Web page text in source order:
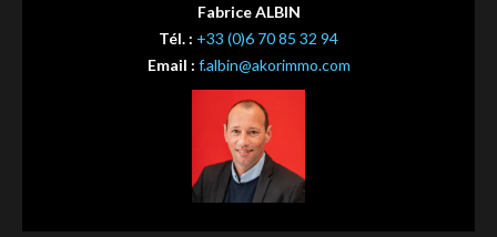
Fabrice ALBIN
Tél. : +33 (0)6 70 85 32 94
Email : f.albin@akorimmo.com